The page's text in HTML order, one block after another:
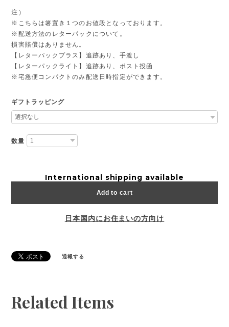
注）
※こちらは箸置き１つのお値段となっております。
※配送方法のレターパックについて。
損害賠償はありません。
【レターパックプラス】追跡あり、手渡し
【レターパックライト】追跡あり、ポスト投函
※宅急便コンパクトのみ配送日時指定ができます。
ギフトラッピング
数量
International shipping available
Add to cart
日本国内にお住まいの方向け
通報する
Related Items